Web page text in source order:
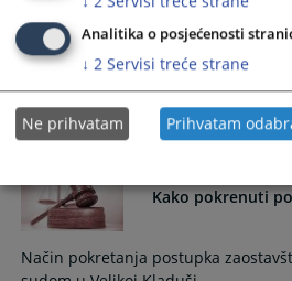
Način podnošenja zahtjeva za
Općinskom sudu u Velikoj Kladuši
17.09.2009.
Kako pokrenuti
Način pokretanja postupka
Analitika o posjećenosti
↓ 2 Servisi treće strane
Ne prihvatam Prihvatam